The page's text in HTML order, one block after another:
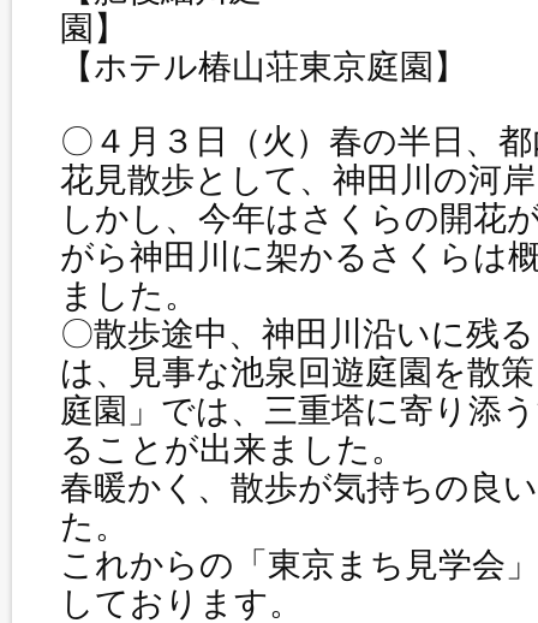
園
【ホテル椿山荘東京庭園】
〇４月３日（火）春の半日、
花見散歩として、神田川の河
しかし、今年はさくらの開花
がら神田川に架かるさくらは
ました。
〇散歩途中、神田川沿いに残
は、見事な池泉回遊庭園を散
庭園」では、三重塔に寄り添
ることが出来ました。
春暖かく、散歩が気持ちの良
た。
これからの「東京まち見学会
しております。